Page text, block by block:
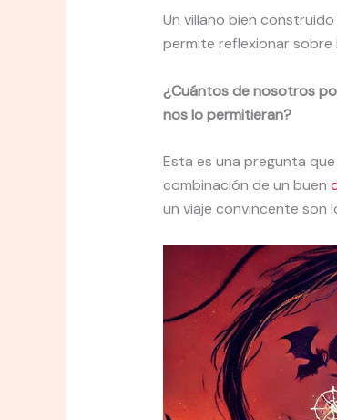
Un villano bien
permite reflexionar sobre
¿Cuántos de nosotros
nos lo permitieran?
Esta es una pregunta
combinación de un buen
un viaje convincente son